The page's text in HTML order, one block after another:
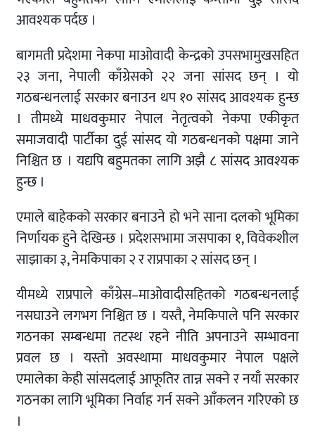
आवश्यक पर्दछ ।
बागमती प्रदेशमा नेकपा माओवादी केन्द्रको उपसभामुखसहित
२३ जना, नेपाली काँग्रेसको २२ जना सांसद छन् । यो
गठबन्धनलाई सरकार बनाउन थप १० सांसद आवश्यक हुन्छ
। तीमध्ये माधवकुमार नेपाल नेतृत्वको नेकपा एकीकृत
समाजवादी पार्टीका दुई सांसद यो गठबन्धनको पक्षमा जाने
निश्चित छ । यद्यपि बहुमतका लागि अझै ८ सांसद आवश्यक
हुन्छ ।
एमाले बाहेकको सरकार बनाउने हो भने साना दलको भूमिका
निर्णायक हुने देखिन्छ । प्रदेशसभामा जसपाका १, विवेकशील
साझाका ३, नेमकिपाका २ र राप्रपाका २ सांसद छन् ।
यीमध्ये राप्रपाले काँग्रेस–माओवादीसहितको गठबन्धनलाई
नसघाउने लगभग निश्चित छ । यस्तै, नेमकिपाले पनि सरकार
गठनका सम्बन्धमा तटस्थ रहने नीति अपनाउने सम्भावना
प्रवल छ । यस्तो अवस्थामा माधवकुमार नेपाल पक्षले
एमालेका केही सांसदलाई आफूतिर तान्न सक्ने र नयाँ सरकार
गठनका लागि भूमिका निर्वाह गर्न सक्ने आँकलन गरिएको छ
।